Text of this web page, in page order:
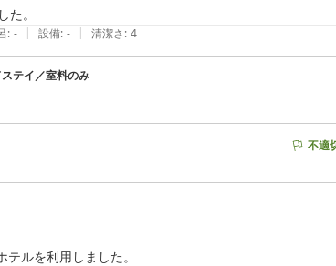
。
: - | 設備: - | 清潔さ: 4
テイ／室料のみ
不適
ルを利用しました。